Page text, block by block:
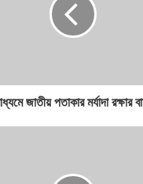
জাতীয় পতাকার মর্যাদা রক্ষার